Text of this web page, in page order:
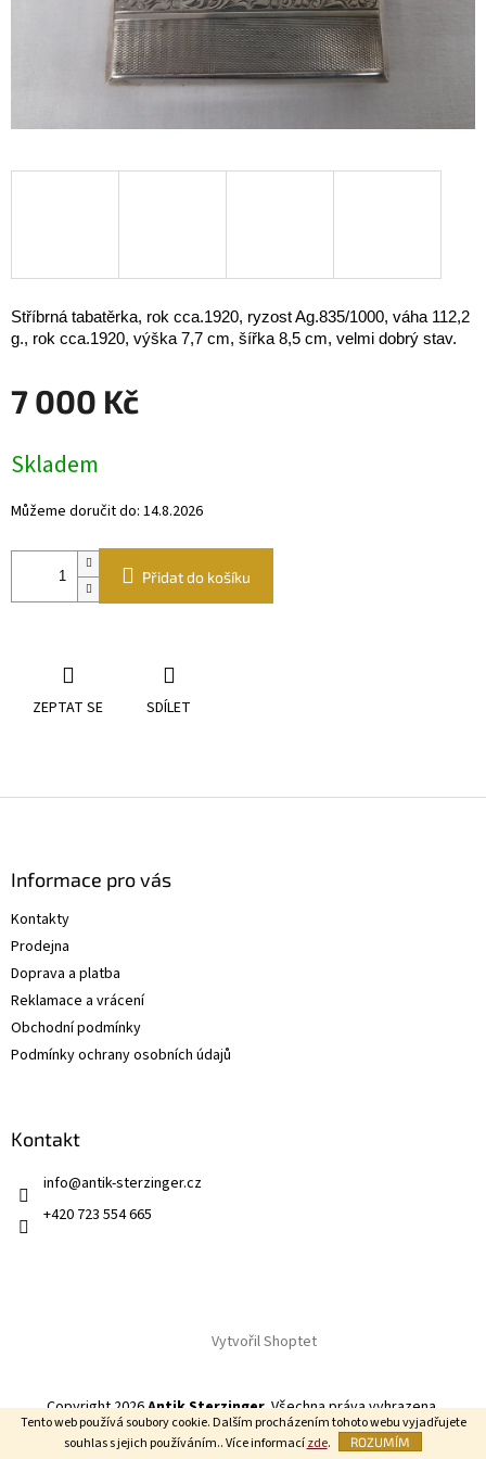
Tento web používá soubory cookie. Dalším procházením tohoto webu vyjadřujete
souhlas s jejich používáním.. Více informacízde. ROZUMÍM
7 000 Kč
cena:
Skladem
Můžeme doručit do: 14.8.2026
Přidat do košíku
Stříbrná tabatěrka, rok cca.1920, ryzost Ag.835/1000, váha 112,2
g., rok cca.1920, výška 7,7 cm, šířka 8,5 cm, velmi dobrý stav.
ZEPTAT SE SDÍLET
Informace pro vás
Kontakty
Prodejna
Doprava a platba
Reklamace a vrácení
Obchodní podmínky
Podmínky ochrany osobních údajů
Kontakt
info@antik-sterzinger.cz
+420 723 554 665
Vytvořil Shoptet
Copyright 2026Antik Sterzinger. Všechna práva vyhrazena.